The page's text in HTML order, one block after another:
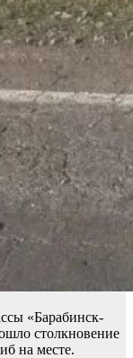
«Барабинск-
столкновение
на месте.